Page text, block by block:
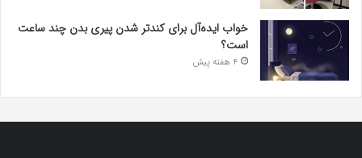
جامع پوست چرب، خشک، مختلط، معمولی و
حساس
3 هفته پیش
3 هفته پیش